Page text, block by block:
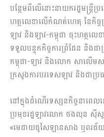
បន្ថែមពីលើនោះនាយករដ្ឋមន្ត្រីប្
ហត្ថលេខាលើ​កំណត់ហេតុ នៃកិច្ច
ឡាវ និងឡាវ-កម្ពុជា ចុះហត្ថល
ទទួលបន្ទុកកិច្ចការព្រំដែន និងជ
កម្ពុជា-ឡាវ និងលោក សាលើមស
ក្រសួងការបរទេសឡាវ និងជាប្រ
នៅក្នុងដំណើរទស្សនកិច្ចនាពេល
ប្រមុខរដ្ឋឡាវ​លោក ថងលុន
«មេដាយផូសៃឡានសាង ឬពរជ័